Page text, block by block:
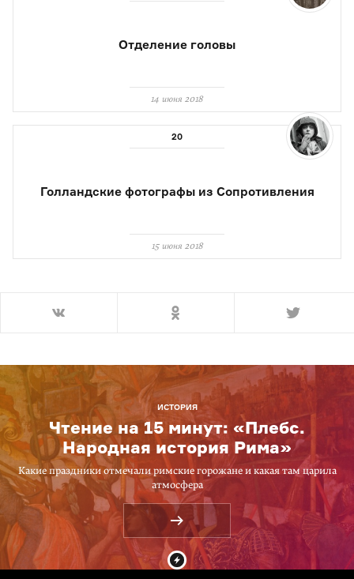
Отделение головы
14 июня 2018
Голландские фотографы из Сопротивления
15 июня 2018
ИСТОРИЯ
Чтение на 15 минут: «Плебс.
Народная история Рима»
Какие праздники отмечали римские горожане и какая там царила
атмосфера